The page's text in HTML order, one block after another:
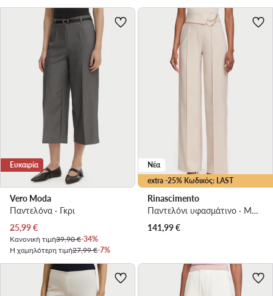
Ευκαιρία
Vero Moda
Παντελόνα · Γκρι
Τρέχουσα τιμή
25,99€
Κανονική τιμή39,90 €-34%
Η χαμηλότερη τιμή27,99 €-7%
extra -25% Κωδικός: LAST
Νέα
Rinascimento
Παντελόνι υφασμάτινο · Μπεζ · Regular Fit
141,99€